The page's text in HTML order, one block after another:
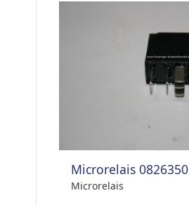
Microrelais 0826350
Microrelais